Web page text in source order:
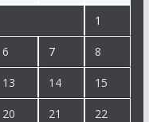
1
6 7 8
13 14 15
20 21 22